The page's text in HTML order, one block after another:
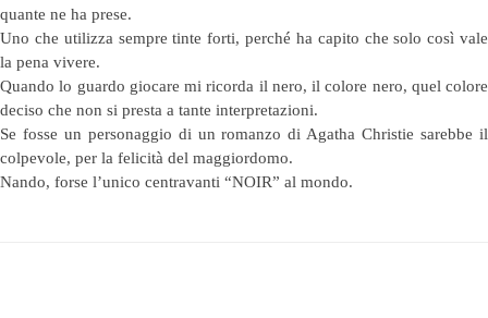
quante ne ha prese.
Uno che utilizza sempre tinte forti, perché ha capito che solo così vale
la pena vivere.
Quando lo guardo giocare mi ricorda il nero, il colore nero, quel colore
deciso che non si presta a tante interpretazioni.
Se fosse un personaggio di un romanzo di Agatha Christie sarebbe il
colpevole, per la felicità del maggiordomo.
Nando, forse l’unico centravanti “NOIR” al mondo.